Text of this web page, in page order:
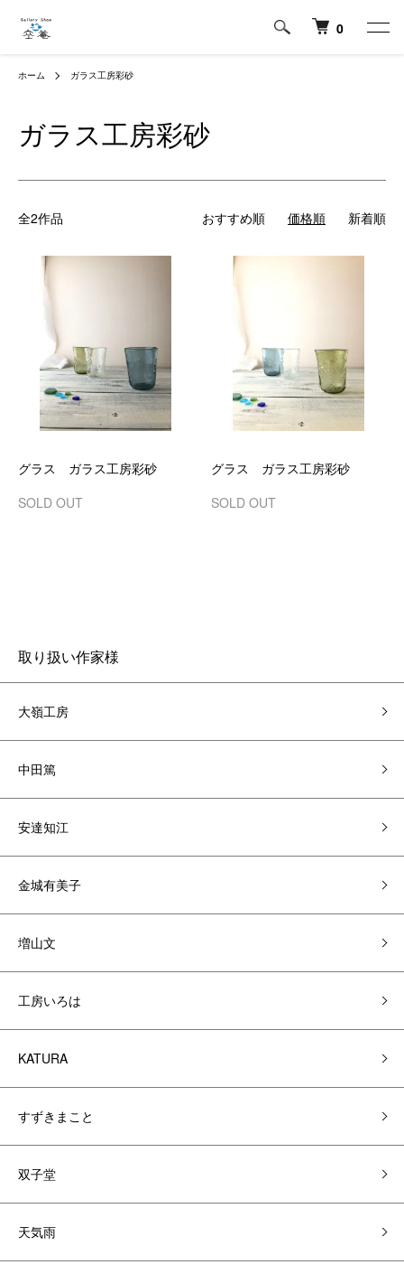
0
ホーム ガラス工房彩砂
ガラス工房彩砂
全2作品 おすすめ順 価格順 新着順
グラス ガラス工房彩砂
SOLD OUT
グラス ガラス工房彩砂
SOLD OUT
取り扱い作家様
大嶺工房
中田篤
安達知江
金城有美子
増山文
工房いろは
KATURA
すずきまこと
双子堂
天気雨